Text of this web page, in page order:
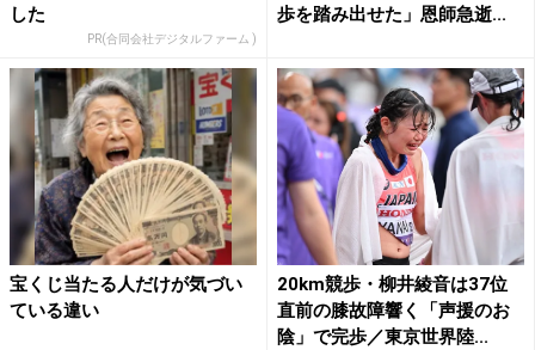
した
PR(合同会社デジタルファーム )
歩を踏み出せた」恩師急逝...
宝くじ当たる人だけが気づい
ている違い
20km競歩・柳井綾音は37位
直前の膝故障響く「声援のお
陰」で完歩／東京世界陸...